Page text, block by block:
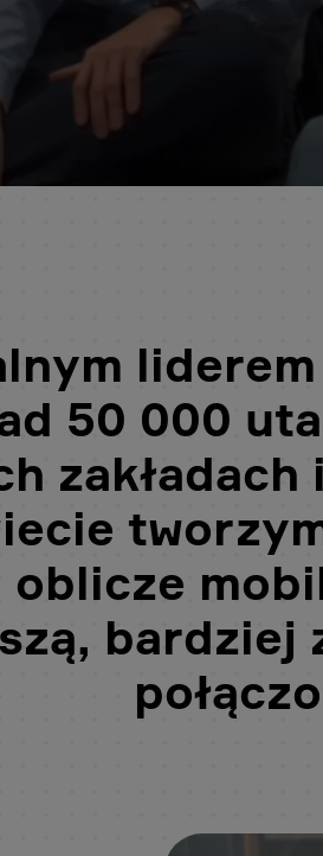
50 000
oblicze
bardziej